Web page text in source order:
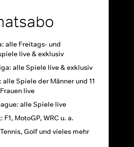
alle Freitags- und
live & exklusiv
alle Spiele live & exklusiv
alle Spiele der Männer und 11
live
alle Spiele live
F1, MotoGP, WRC u. a.
Golf und vieles mehr